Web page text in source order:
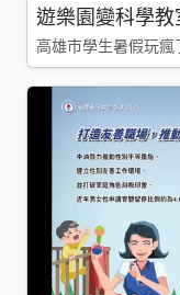
遊樂園變科學教
高雄市學生暑假玩